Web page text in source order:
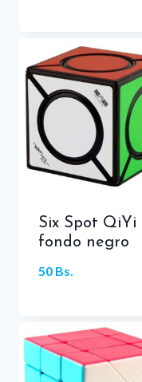
Six Spot QiYi
fondo negro
50 Bs.